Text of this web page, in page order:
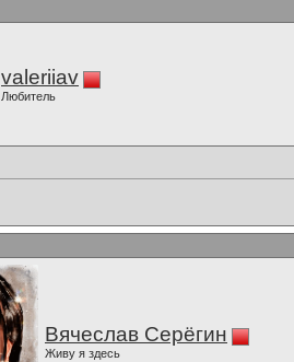
valeriiav
Любитель
Вячеслав Серёгин
Живу я здесь